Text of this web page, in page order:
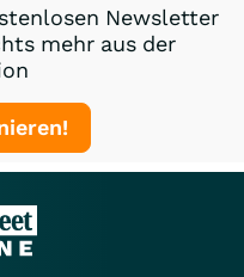
Newsletter
mehr aus der